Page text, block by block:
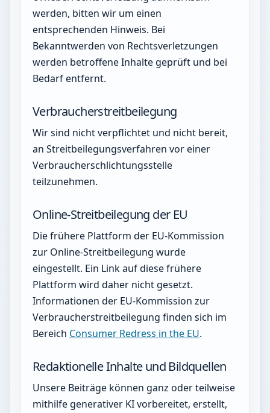
werden, bitten wir um einen
entsprechenden Hinweis. Bei
Bekanntwerden von Rechtsverletzungen
werden betroffene Inhalte geprüft und bei
Bedarf entfernt.
Verbraucherstreitbeilegung
Wir sind nicht verpflichtet und nicht bereit,
an Streitbeilegungsverfahren vor einer
Verbraucherschlichtungsstelle
teilzunehmen.
Online-Streitbeilegung der EU
Die frühere Plattform der EU-Kommission
zur Online-Streitbeilegung wurde
eingestellt. Ein Link auf diese frühere
Plattform wird daher nicht gesetzt.
Informationen der EU-Kommission zur
Verbraucherstreitbeilegung finden sich im
Bereich Consumer Redress in the EU.
Redaktionelle Inhalte und Bildquellen
Unsere Beiträge können ganz oder teilweise
mithilfe generativer KI vorbereitet, erstellt,